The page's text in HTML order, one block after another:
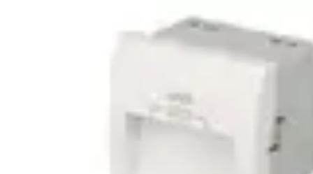
Guides et TutorielsSécurité des objets